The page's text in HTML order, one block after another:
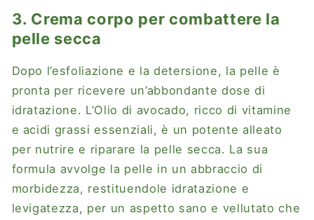
3. Crema corpo per combattere la
pelle secca
Dopo l’esfoliazione e la detersione, la pelle è
pronta per ricevere un’abbondante dose di
idratazione. L’Olio di avocado, ricco di vitamine
e acidi grassi essenziali, è un potente alleato
per nutrire e riparare la pelle secca. La sua
formula avvolge la pelle in un abbraccio di
morbidezza, restituendole idratazione e
levigatezza, per un aspetto sano e vellutato che